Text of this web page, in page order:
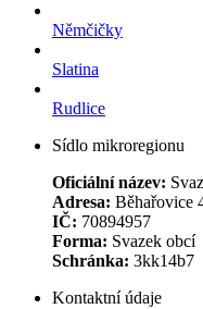
Němčičky
Slatina
Rudlice
Sídlo mikroregionu
Oficiální název:
Adresa: Běhařovice
IČ: 70894957
Forma: Svazek obcí
Schránka: 3kk14b7
Kontaktní údaje